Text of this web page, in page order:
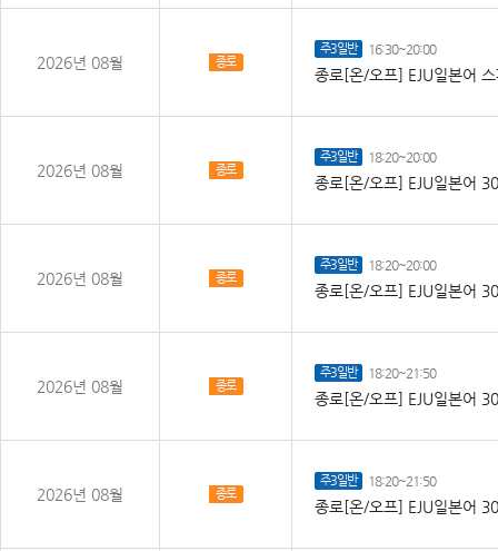
2026년 08월 종로
주3일반 16:30~20:00
종로[온/오프] EJU일본어
2026년 08월 종로
주3일반 18:20~20:00
종로[온/오프] EJU일본어
2026년 08월 종로
주3일반 18:20~20:00
종로[온/오프] EJU일본어
2026년 08월 종로
주3일반 18:20~21:50
종로[온/오프] EJU일본어
2026년 08월 종로
주3일반 18:20~21:50
종로[온/오프] EJU일본어